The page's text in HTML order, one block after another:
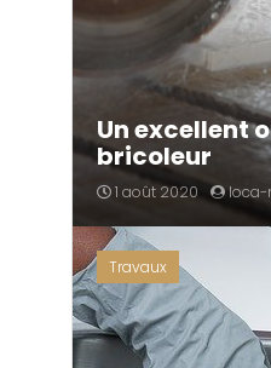
Un excellent
bricoleur
1 août 2020 loca-
Travaux